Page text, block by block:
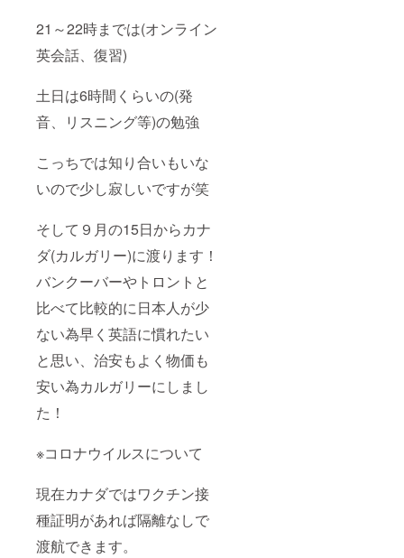
21～22時までは(オンライン
英会話、復習)
土日は6時間くらいの(発
音、リスニング等)の勉強
こっちでは知り合いもいな
いので少し寂しいですが笑
そして９月の15日からカナ
ダ(カルガリー)に渡ります！
バンクーバーやトロントと
比べて比較的に日本人が少
ない為早く英語に慣れたい
と思い、治安もよく物価も
安い為カルガリーにしまし
た！
※コロナウイルスについて
現在カナダではワクチン接
種証明があれば隔離なしで
渡航できます。